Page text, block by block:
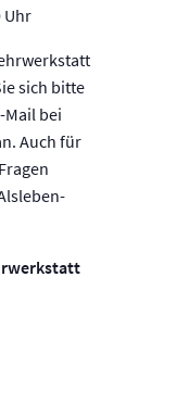
Uhr
sich bitte
Mail bei
Auch für